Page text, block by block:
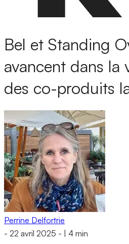
Bel et Standing
avancent dans la
des co-produits
Perrine Delfortrie
- 22 avril 2025 - 4 min